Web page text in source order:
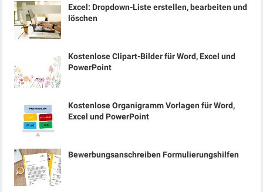
Excel: Dropdown-Liste erstellen, bearbeiten und
löschen
Kostenlose Clipart-Bilder für Word, Excel und
PowerPoint
Kostenlose Organigramm Vorlagen für Word,
Excel und PowerPoint
Bewerbungsanschreiben Formulierungshilfen